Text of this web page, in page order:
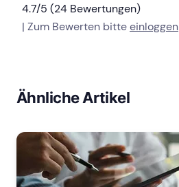
4.7/5 (24 Bewertungen)
| Zum Bewerten bitteeinloggen
Ähnliche Artikel